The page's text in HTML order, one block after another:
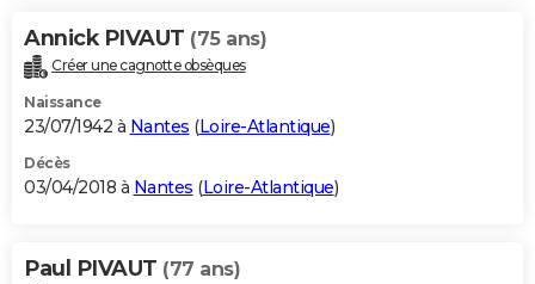
Annick PIVAUT (75 ans)
Créer une cagnotte obsèques
Naissance
23/07/1942 à Nantes (Loire-Atlantique)
Décès
03/04/2018 à Nantes (Loire-Atlantique)
Paul PIVAUT (77 ans)